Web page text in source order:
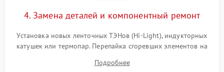
4. Замена деталей и компонентный ремонт
Установка новых ленточных ТЭНов (Hi-Light), индукторных
катушек или термопар. Перепайка сгоревших элементов на
дорожек. Очистка контактов и замена поврежденной
Подробнее